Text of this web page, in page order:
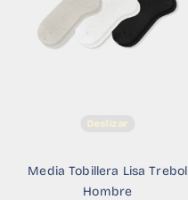
Deslizar
Media Tobillera Lisa Trebol
Hombre